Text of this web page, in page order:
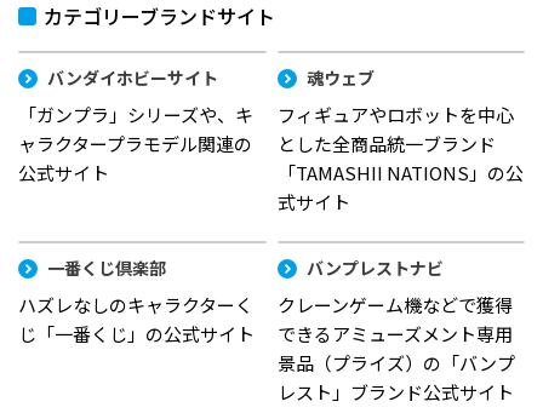
カテゴリーブランドサイト
バンダイホビーサイト
「ガンプラ」シリーズや、キ
ャラクタープラモデル関連の
公式サイト
魂ウェブ
フィギュアやロボットを中心
とした全商品統一ブランド
「TAMASHII NATIONS」の公
式サイト
一番くじ倶楽部
ハズレなしのキャラクターく
じ「一番くじ」の公式サイト
バンプレストナビ
クレーンゲーム機などで獲得
できるアミューズメント専用
景品（プライズ）の「バンプ
レスト」ブランド公式サイト